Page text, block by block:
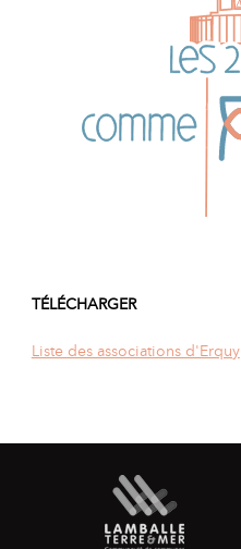
TÉLÉCHARGER
Liste des associations d'Erquy